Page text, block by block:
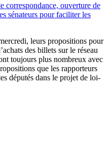
correspondance, ouverture de
sénateurs pour faciliter les
leurs propositions pour
des billets sur le réseau
toujours plus nombreux avec
que les rapporteurs
députés dans le projet de loi-